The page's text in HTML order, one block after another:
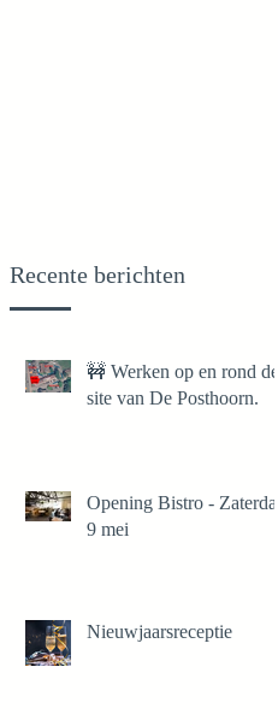
Recente berichten
🚧 Werken op en rond de
site van De Posthoorn.
Opening Bistro - Zaterdag
9 mei
Nieuwjaarsreceptie